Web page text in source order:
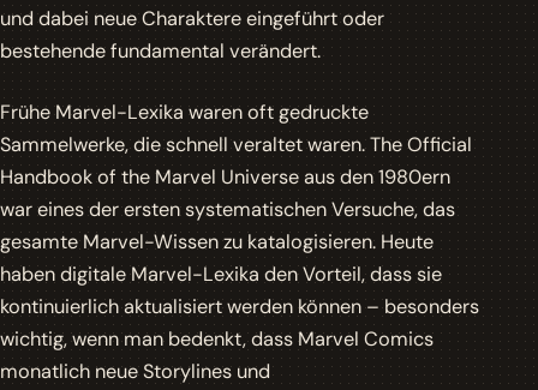
und dabei neue Charaktere eingeführt oder
bestehende fundamental verändert.
Frühe Marvel-Lexika waren oft gedruckte
Sammelwerke, die schnell veraltet waren.The Official
Handbook of the Marvel Universeaus den 1980ern
war eines der ersten systematischen Versuche, das
gesamte Marvel-Wissen zu katalogisieren. Heute
haben digitale Marvel-Lexika den Vorteil, dass sie
kontinuierlich aktualisiert werden können – besonders
wichtig, wenn man bedenkt, dass Marvel Comics
monatlich neue Storylines und